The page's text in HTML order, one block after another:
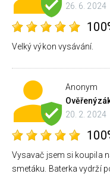
26. 6. 2024
Velký výkon vysávání.
Anonym
Ověřený
20. 2. 2024
Vysavač jsem si koupila
smetáku. Baterka vydrží